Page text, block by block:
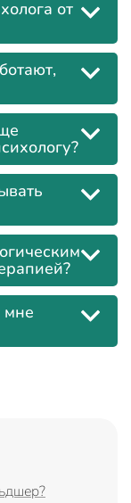
от
мне